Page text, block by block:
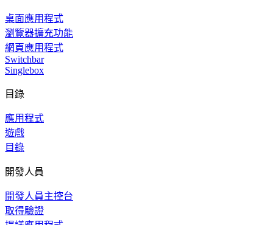
桌面應用程式
瀏覽器擴充功能
網頁應用程式
Switchbar
Singlebox
目錄
應用程式
遊戲
目錄
開發人員
開發人員主控台
取得驗證